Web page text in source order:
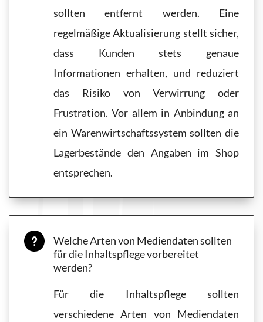
sollten entfernt werden. Eine
regelmäßige Aktualisierung stellt sicher,
dass Kunden stets genaue
Informationen erhalten, und reduziert
das Risiko von Verwirrung oder
Frustration. Vor allem in Anbindung an
ein Warenwirtschaftssystem sollten die
Lagerbestände den Angaben im Shop
entsprechen.
u
Welche Arten von Mediendaten sollten
für die Inhaltspflege vorbereitet
werden?
Für die Inhaltspflege sollten
verschiedene Arten von Mediendaten